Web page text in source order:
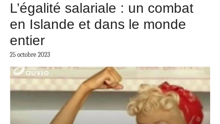
L’égalité salariale : un combat
en Islande et dans le monde
entier
25 octobre 2023